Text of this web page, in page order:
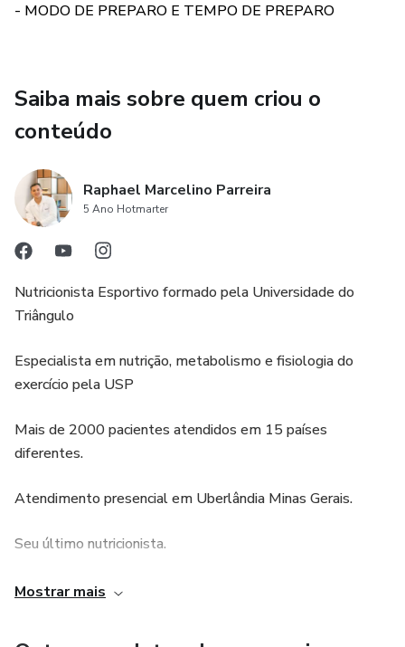
- MODO DE PREPARO E TEMPO DE PREPARO
Saiba mais sobre quem criou o
conteúdo
Raphael Marcelino Parreira
5 Ano Hotmarter
Nutricionista Esportivo formado pela Universidade do
Triângulo
Especialista em nutrição, metabolismo e fisiologia do
exercício pela USP
Mais de 2000 pacientes atendidos em 15 países
diferentes.
Atendimento presencial em Uberlândia Minas Gerais.
Seu último nutricionista.
Ex atleta de fisiculturismo.
Mostrar mais